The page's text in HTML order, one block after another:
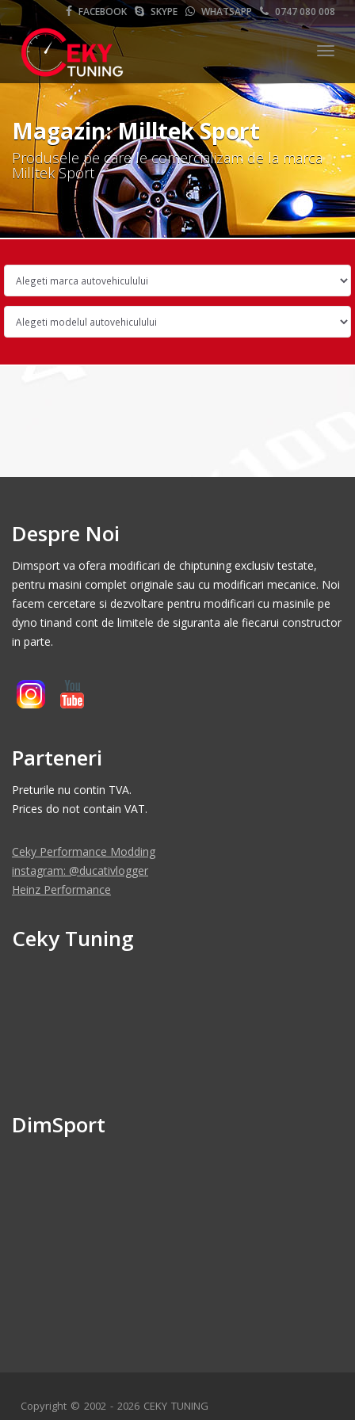
FACEBOOK SKYPE WHATSAPP 0747 080 008
Magazin: Milltek Sport
Produsele pe care le comercializam de la marca
Milltek Sport
Despre Noi
Dimsport va ofera modificari de chiptuning exclusiv testate,
pentru masini complet originale sau cu modificari mecanice. Noi
facem cercetare si dezvoltare pentru modificari cu masinile pe
dyno tinand cont de limitele de siguranta ale fiecarui constructor
in parte.
Parteneri
Preturile nu contin TVA.
Prices do not contain VAT.
Ceky Performance Modding
instagram: @ducativlogger
Heinz Performance
Ceky Tuning
DimSport
Copyright © 2002 - 2026 CEKY TUNING